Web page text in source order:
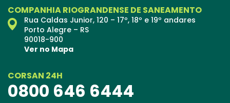
COMPANHIA RIOGRANDENSE DE SANEAMENTO
Rua Caldas Junior, 120 – 17º, 18º e 19º andares
Porto Alegre – RS
90018-900
Ver no Mapa
CORSAN 24H
0800 646 6444